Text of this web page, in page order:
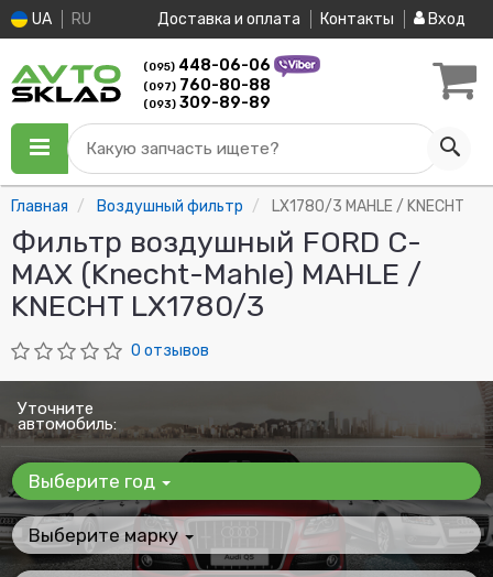
UA RU Доставка и оплата Контакты Вход
(095) 448-06-06
(097) 760-80-88
(093) 309-89-89
Какую запчасть ищете?
Главная Воздушный фильтр LX1780/3 MAHLE / KNECHT
Фильтр воздушный FORD C-
MAX (Knecht-Mahle) MAHLE /
KNECHT LX1780/3
0 отзывов
Уточните
автомобиль:
Выберите год
Выберите марку